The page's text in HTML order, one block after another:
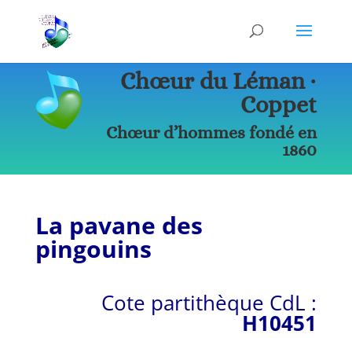
Chœur du Léman ∙
Coppet
Chœur d’hommes fondé en
1860
La pavane des
pingouins
Cote partithèque CdL :
H10451